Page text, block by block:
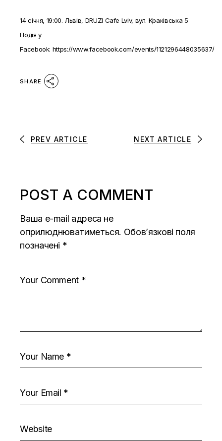
14 січня, 19:00. Львів, DRUZI Cafe Lviv, вул. Краківська 5
Подія у
Facebook: https://www.facebook.com/events/1121296448035637/
SHARE
PREV ARTICLE NEXT ARTICLE
POST A COMMENT
Ваша e-mail адреса не
оприлюднюватиметься. Обов’язкові поля
позначені *